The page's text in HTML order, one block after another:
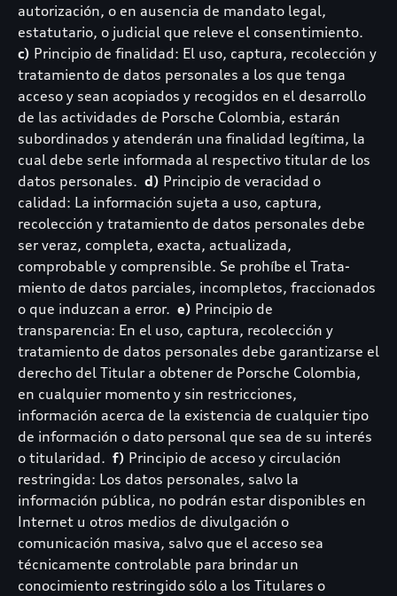
autorización, o en ausencia de mandato legal,
estatutario, o judicial que releve el consentimiento.
c) Principio de finalidad: El uso, captura, recolección y
tratamiento de datos personales a los que tenga
acceso y sean acopiados y recogidos en el desarrollo
de las actividades de Porsche Colombia, estarán
subordinados y atenderán una finalidad legítima, la
cual debe serle informada al respectivo titular de los
datos personales. d) Principio de veracidad o
calidad: La información sujeta a uso, captura,
recolección y tratamiento de datos personales debe
ser veraz, completa, exacta, actualizada,
comprobable y comprensible. Se prohíbe el Trata-
miento de datos parciales, incompletos, fraccionados
o que induzcan a error. e) Principio de
transparencia: En el uso, captura, recolección y
tratamiento de datos personales debe garantizarse el
derecho del Titular a obtener de Porsche Colombia,
en cualquier momento y sin restricciones,
información acerca de la existencia de cualquier tipo
de información o dato personal que sea de su interés
o titularidad. f) Principio de acceso y circulación
restringida: Los datos personales, salvo la
información pública, no podrán estar disponibles en
Internet u otros medios de divulgación o
comunicación masiva, salvo que el acceso sea
técnicamente controlable para brindar un
conocimiento restringido sólo a los Titulares o